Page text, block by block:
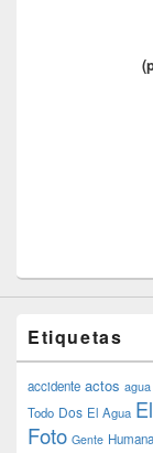
Etiquetas
accidente actos agua
Todo Dos El Agua
Foto Gente Humana